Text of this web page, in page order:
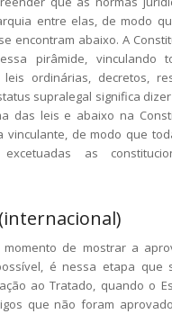
entre elas, de modo
encontram abaixo. A
pirâmide, vinculando
leis ordinárias, decretos,
supralegal significa
das leis e abaixo na
vinculante, de modo que
as
de mostrar a
é nessa etapa que
ao Tratado, quando o
que não foram